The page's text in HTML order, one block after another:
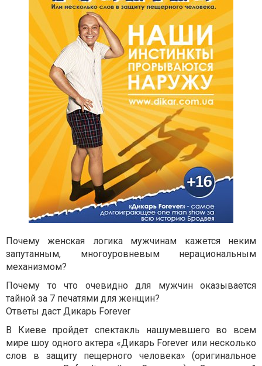
Почему женская логика мужчинам кажется неким
запутанным, многоуровневым нерациональным
механизмом?
Почему то что очевидно для мужчин оказывается
тайной за 7 печатями для женщин?
Ответы даст Дикарь Forever
В Киеве пройдет спектакль нашумевшего во всем
мире шоу одного актера «Дикарь Forever или несколько
слов в защиту пещерного человека» (оригинальное